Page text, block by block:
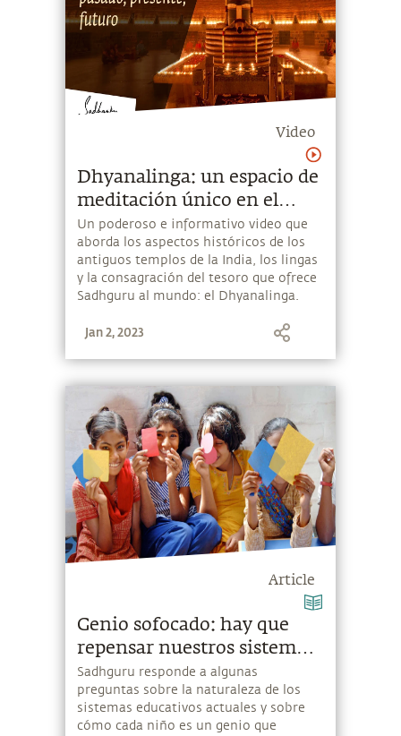
Video
Dhyanalinga: un espacio de
meditación único en el
mundo | Sadhguru
Un poderoso e informativo video que
aborda los aspectos históricos de los
antiguos templos de la India, los lingas
y la consagración del tesoro que ofrece
Sadhguru al mundo: el Dhyanalinga.
Jan 2, 2023
Article
Genio sofocado: hay que
repensar nuestros sistemas
educativos
Sadhguru responde a algunas
preguntas sobre la naturaleza de los
sistemas educativos actuales y sobre
cómo cada niño es un genio que